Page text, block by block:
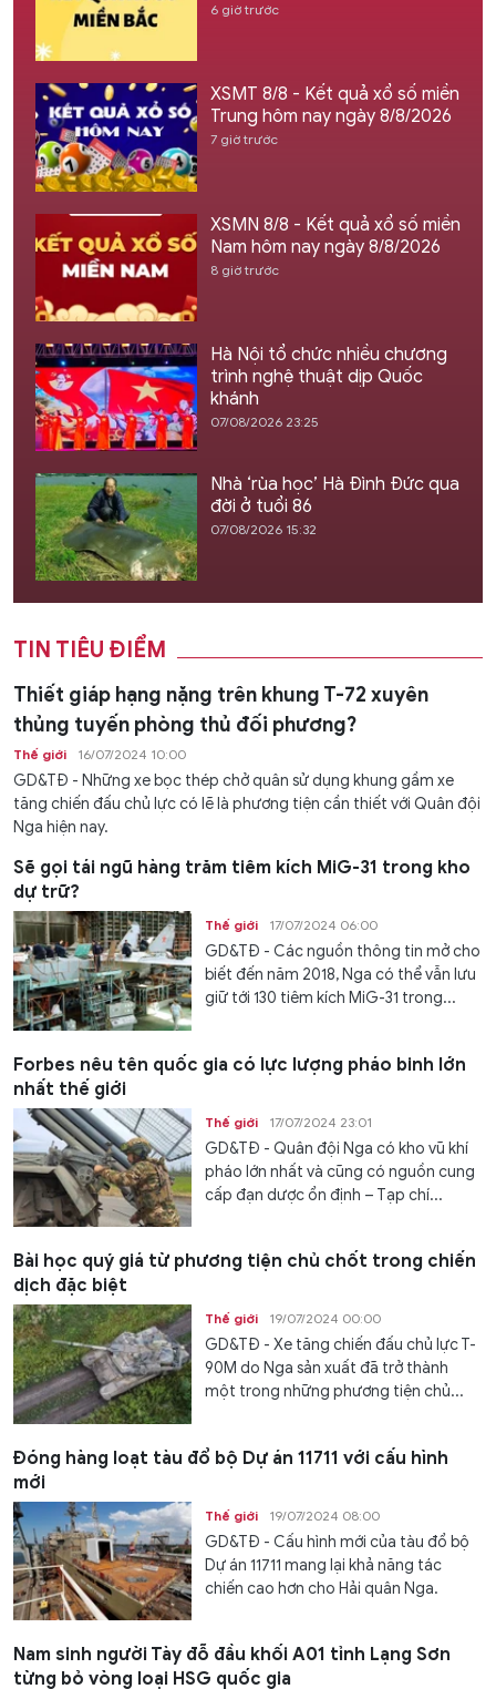
6 giờ trước
XSMT 8/8 - Kết quả xổ số miền
Trung hôm nay ngày 8/8/2026
7 giờ trước
XSMN 8/8 - Kết quả xổ số miền
Nam hôm nay ngày 8/8/2026
8 giờ trước
Hà Nội tổ chức nhiều chương
trình nghệ thuật dịp Quốc
khánh
07/08/2026 23:25
Nhà ‘rùa học’ Hà Đình Đức qua
đời ở tuổi 86
07/08/2026 15:32
TIN TIÊU ĐIỂM
Thiết giáp hạng nặng trên khung T-72 xuyên
thủng tuyến phòng thủ đối phương?
Thế giới 16/07/2024 10:00
GD&TĐ - Những xe bọc thép chở quân sử dụng khung gầm xe
tăng chiến đấu chủ lực có lẽ là phương tiện cần thiết với Quân đội
Nga hiện nay.
Sẽ gọi tái ngũ hàng trăm tiêm kích MiG-31 trong kho
dự trữ?
Thế giới 17/07/2024 06:00
GD&TĐ - Các nguồn thông tin mở cho
biết đến năm 2018, Nga có thể vẫn lưu
giữ tới 130 tiêm kích MiG-31 trong...
Forbes nêu tên quốc gia có lực lượng pháo binh lớn
nhất thế giới
Thế giới 17/07/2024 23:01
GD&TĐ - Quân đội Nga có kho vũ khí
pháo lớn nhất và cũng có nguồn cung
cấp đạn dược ổn định – Tạp chí...
Bài học quý giá từ phương tiện chủ chốt trong chiến
dịch đặc biệt
Thế giới 19/07/2024 00:00
GD&TĐ - Xe tăng chiến đấu chủ lực T-
90M do Nga sản xuất đã trở thành
một trong những phương tiện chủ...
Đóng hàng loạt tàu đổ bộ Dự án 11711 với cấu hình
mới
Thế giới 19/07/2024 08:00
GD&TĐ - Cấu hình mới của tàu đổ bộ
Dự án 11711 mang lại khả năng tác
chiến cao hơn cho Hải quân Nga.
Nam sinh người Tày đỗ đầu khối A01 tỉnh Lạng Sơn
từng bỏ vòng loại HSG quốc gia